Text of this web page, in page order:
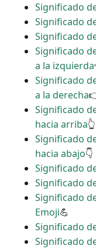
Significado
Significado
Significado
Significado
a la izquierda
Significado
a la derecha
Significado
hacia arriba👆
Significado
hacia abajo👇
Significado
Significado
Significado
Emoji💪
Significado
Significado